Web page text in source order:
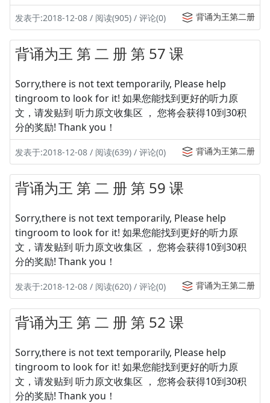
发表于:2018-12-08 / 阅读(905) / 评论(0) 背诵为王第二册
背诵为王 第 二 册 第 57 课
Sorry,there is not text temporarily, Please help
tingroom to look for it! 如果您能找到更好的听力原
文，请发贴到 听力原文收集区 ， 您将会获得10到30积
分的奖励! Thank you！
发表于:2018-12-08 / 阅读(639) / 评论(0) 背诵为王第二册
背诵为王 第 二 册 第 59 课
Sorry,there is not text temporarily, Please help
tingroom to look for it! 如果您能找到更好的听力原
文，请发贴到 听力原文收集区 ， 您将会获得10到30积
分的奖励! Thank you！
发表于:2018-12-08 / 阅读(620) / 评论(0) 背诵为王第二册
背诵为王 第 二 册 第 52 课
Sorry,there is not text temporarily, Please help
tingroom to look for it! 如果您能找到更好的听力原
文，请发贴到 听力原文收集区 ， 您将会获得10到30积
分的奖励! Thank you！